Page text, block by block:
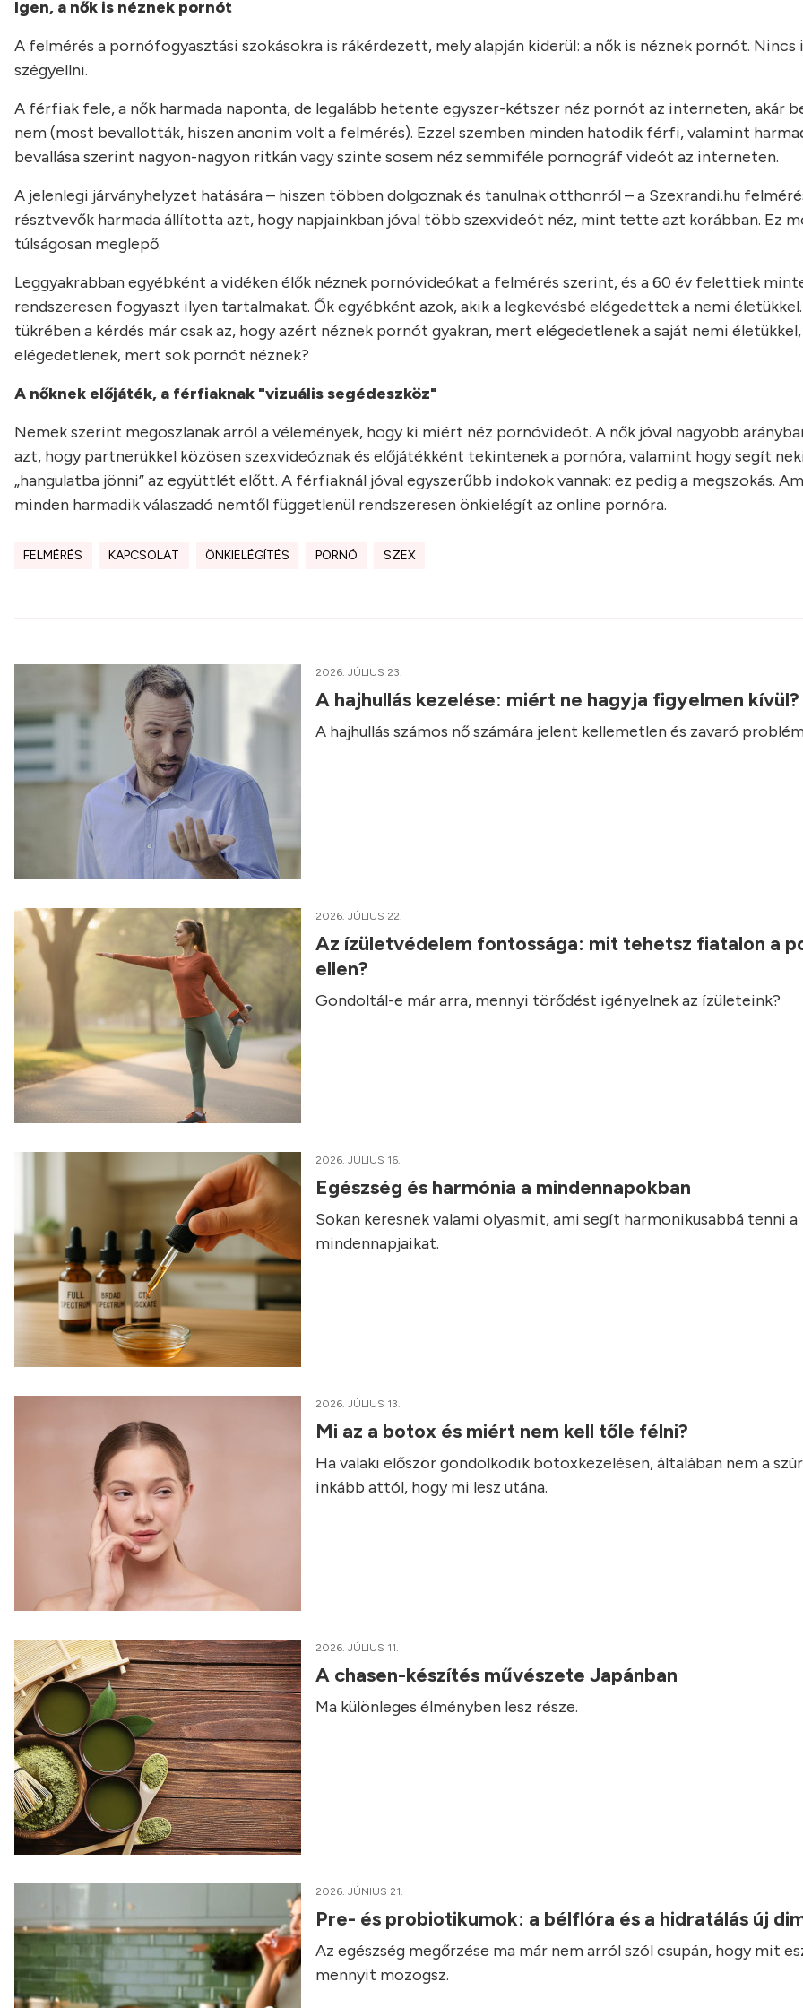
Igen, a nők is néznek pornót
A felmérés a pornófogyasztási szokásokra is rákérdezett, mely alapján kiderül: a nők is néznek pornót. Nincs
szégyellni.
A férfiak fele, a nők harmada naponta, de legalább hetente egyszer-kétszer néz pornót az interneten, akár
nem (most bevallották, hiszen anonim volt a felmérés). Ezzel szemben minden hatodik férfi, valamint
bevallása szerint nagyon-nagyon ritkán vagy szinte sosem néz semmiféle pornográf videót az interneten.
A jelenlegi járványhelyzet hatására – hiszen többen dolgoznak és tanulnak otthonról – a Szexrandi.hu
résztvevők harmada állította azt, hogy napjainkban jóval több szexvideót néz, mint tette azt korábban. Ez
túlságosan meglepő.
Leggyakrabban egyébként a vidéken élők néznek pornóvideókat a felmérés szerint, és a 60 év felettiek
rendszeresen fogyaszt ilyen tartalmakat. Ők egyébként azok, akik a legkevésbé elégedettek a nemi
tükrében a kérdés már csak az, hogy azért néznek pornót gyakran, mert elégedetlenek a saját nemi
elégedetlenek, mert sok pornót néznek?
A nőknek előjáték, a férfiaknak "vizuális segédeszköz"
Nemek szerint megoszlanak arról a vélemények, hogy ki miért néz pornóvideót. A nők jóval nagyobb
azt, hogy partnerükkel közösen szexvideóznak és előjátékként tekintenek a pornóra, valamint hogy segít
„hangulatba jönni” az együttlét előtt. A férfiaknál jóval egyszerűbb indokok vannak: ez pedig a megszokás.
minden harmadik válaszadó nemtől függetlenül rendszeresen önkielégít az online pornóra.
FELMÉRÉS KAPCSOLAT ÖNKIELÉGÍTÉS PORNÓ SZEX
2026. JÚLIUS 23.
A hajhullás kezelése: miért ne hagyja figyelmen kívül?
A hajhullás számos nő számára jelent kellemetlen és zavaró
2026. JÚLIUS 22.
Az ízületvédelem fontossága: mit tehetsz fiatalon a
ellen?
Gondoltál-e már arra, mennyi törődést igényelnek az ízületeink?
2026. JÚLIUS 16.
Egészség és harmónia a mindennapokban
Sokan keresnek valami olyasmit, ami segít harmonikusabbá tenni a
mindennapjaikat.
2026. JÚLIUS 13.
Mi az a botox és miért nem kell tőle félni?
Ha valaki először gondolkodik botoxkezelésen, általában nem a
inkább attól, hogy mi lesz utána.
2026. JÚLIUS 11.
A chasen-készítés művészete Japánban
Ma különleges élményben lesz része.
2026. JÚNIUS 21.
Pre- és probiotikumok: a bélflóra és a hidratálás új
Az egészség megőrzése ma már nem arról szól csupán, hogy mit
mennyit mozogsz.